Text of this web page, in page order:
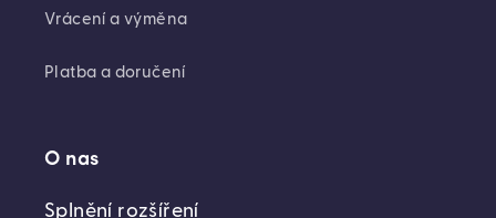
Vrácení a výměna
Platba a doručení
O nas
Splnění rozšíření